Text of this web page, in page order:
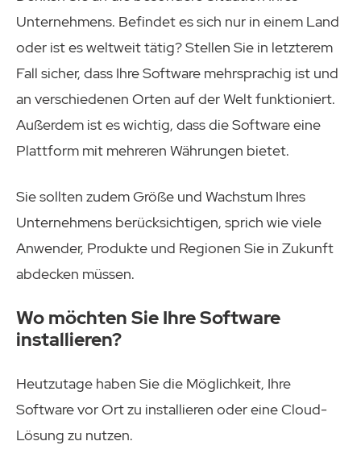
Unternehmens. Befindet es sich nur in einem Land
oder ist es weltweit tätig? Stellen Sie in letzterem
Fall sicher, dass Ihre Software mehrsprachig ist und
an verschiedenen Orten auf der Welt funktioniert.
Außerdem ist es wichtig, dass die Software eine
Plattform mit mehreren Währungen bietet.
Sie sollten zudem Größe und Wachstum Ihres
Unternehmens berücksichtigen, sprich wie viele
Anwender, Produkte und Regionen Sie in Zukunft
abdecken müssen.
Wo möchten Sie Ihre Software
installieren?
Heutzutage haben Sie die Möglichkeit, Ihre
Software vor Ort zu installieren oder eine Cloud-
Lösung zu nutzen.